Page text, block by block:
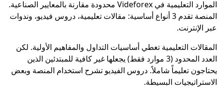
الموارد التعليمية في Videforex محدودة مقارنة بالمعايير الصناعية.
المنصة تقدم 3 أنواع أساسية: مقالات تعليمية، دروس فيديو، وندوات
عبر الإنترنت.
المقالات التعليمية تغطي أساسيات التداول والمفاهيم الأولية. لكن
العدد المحدود (3 موارد فقط) يجعلها غير كافية للمبتدئين الذين
يحتاجون تعليماً شاملاً. دروس الفيديو تشرح استخدام المنصة وبعض
الاستراتيجيات البسيطة.